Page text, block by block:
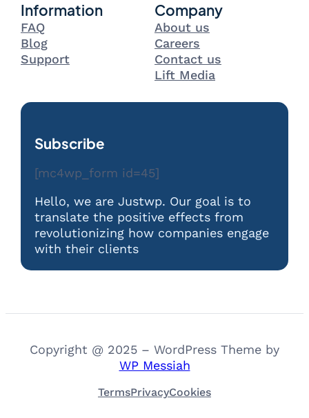
Information
FAQ
Blog
Support
Company
About us
Careers
Contact us
Lift Media
Subscribe
[mc4wp_form id=45]
Hello, we are Justwp. Our goal is to
translate the positive effects from
revolutionizing how companies engage
with their clients
Copyright @ 2025 – WordPress Theme by
WP Messiah
TermsPrivacyCookies